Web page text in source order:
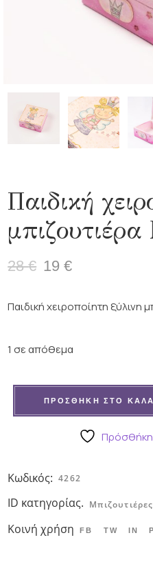
Παιδική
28€
Original
was:
19€
Η
τιμή
Παιδική χειροποίητη ξύλινη
1 σε απόθεμα
ΠΡΟΣΘΉΚΗ ΣΤΟ
Κωδικός: 4262
ID κατηγορίας. Μπιζουτιέρες
Κοινή χρήση FB TW IN